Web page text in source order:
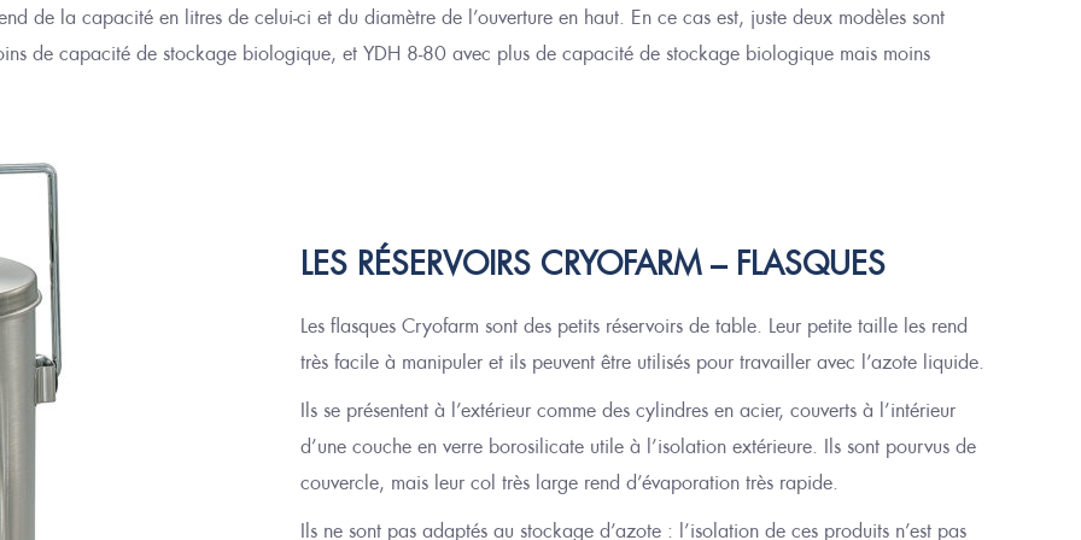
de la capacité en litres de celui-ci et du diamètre de l’ouverture en haut. En ce cas est, juste deux modèles sont
de capacité de stockage biologique, et YDH 8-80 avec plus de capacité de stockage biologique mais moins
LES RÉSERVOIRS CRYOFARM – FLASQUES
Les flasques Cryofarm sont des petits réservoirs de table. Leur petite taille les rend
très facile à manipuler et ils peuvent être utilisés pour travailler avec l’azote liquide.
Ils se présentent à l’extérieur comme des cylindres en acier, couverts à l’intérieur
d’une couche en verre borosilicate utile à l’isolation extérieure. Ils sont pourvus de
couvercle, mais leur col très large rend d’évaporation très rapide.
Ils ne sont pas adaptés au stockage d’azote : l’isolation de ces produits n’est pas